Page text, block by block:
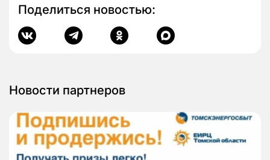
Поделиться новостью:
Новости партнеров